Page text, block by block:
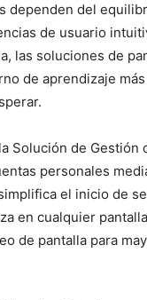
dependen del
de usuario
las soluciones de
de aprendizaje
Solución de Gestión
personales
el inicio de
en cualquier
de pantalla para